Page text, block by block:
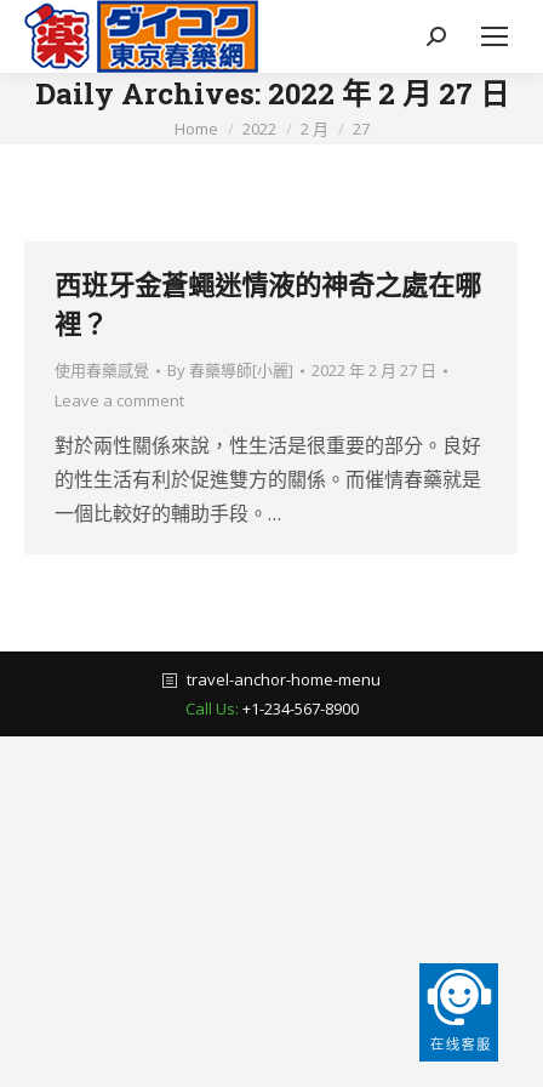
Search:
Daily Archives: 2022 年 2 月 27 日
You are here:
Home 2022 2 月 27
西班牙金蒼蠅迷情液的神奇之處在哪
裡？
使用春藥感覺 By春藥導師[小麗]
2022 年 2 月 27 日
Leave a comment
對於兩性關係來說，性生活是很重要的部分。良好
的性生活有利於促進雙方的關係。而催情春藥就是
一個比較好的輔助手段。…
travel-anchor-home-menu
Call Us: +1-234-567-8900